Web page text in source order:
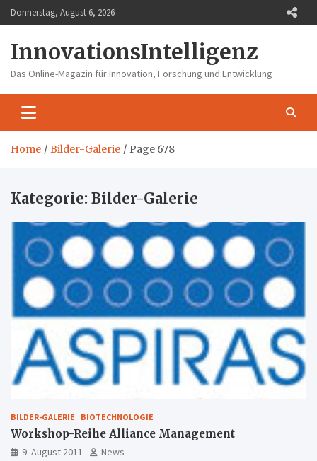
Skip
to
Donnerstag, August 6, 2026
InnovationsIntelligenz
Das Online-Magazin für Innovation, Forschung und Entwicklung
Home Bilder-Galerie Page 678
Kategorie: Bilder-Galerie
BILDER-GALERIE BIOTECHNOLOGIE
Workshop-Reihe Alliance Management
9. August 2011
News